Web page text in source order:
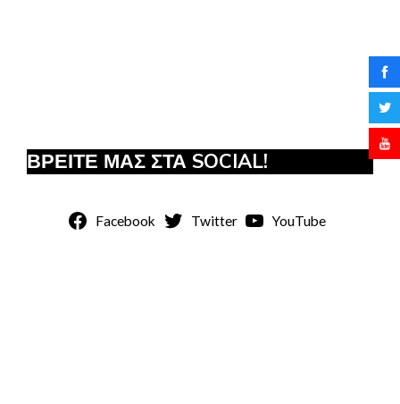
ΒΡΕΙΤΕ ΜΑΣ ΣΤΑ SOCIAL!
Facebook Twitter YouTube